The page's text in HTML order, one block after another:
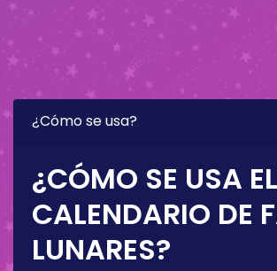
¿Cómo se usa?
¿CÓMO SE USA EL
CALENDARIO DE
LUNARES?